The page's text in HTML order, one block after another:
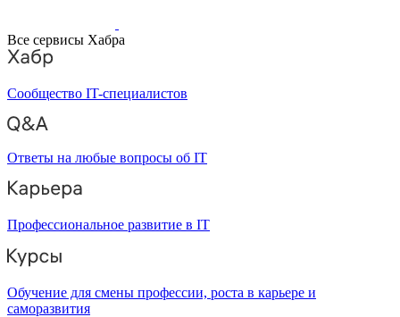
Все сервисы Хабра
Сообщество IT-специалистов
Ответы на любые вопросы об IT
Профессиональное развитие в IT
Обучение для смены профессии, роста в карьере и
саморазвития